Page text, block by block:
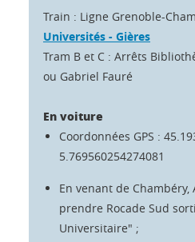
Train : Ligne Grenoble-
Universités - Gières
Tram B et C : Arrêts
ou Gabriel Fauré
En voiture
Coordonnées GPS :
5.769560254274081
En venant de Chambéry,
prendre Rocade Sud
Universitaire" ;